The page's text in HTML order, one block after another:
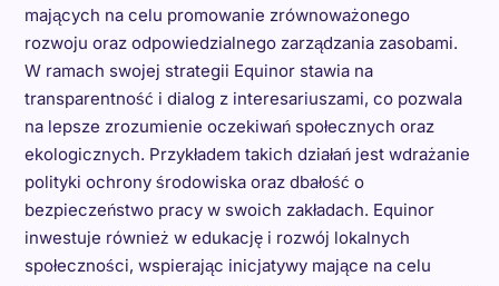
mających na celu promowanie zrównoważonego
rozwoju oraz odpowiedzialnego zarządzania zasobami.
W ramach swojej strategii Equinor stawia na
transparentność i dialog z interesariuszami, co pozwala
na lepsze zrozumienie oczekiwań społecznych oraz
ekologicznych. Przykładem takich działań jest wdrażanie
polityki ochrony środowiska oraz dbałość o
bezpieczeństwo pracy w swoich zakładach. Equinor
inwestuje również w edukację i rozwój lokalnych
społeczności, wspierając inicjatywy mające na celu